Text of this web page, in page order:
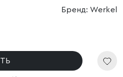
Бренд: Werkel